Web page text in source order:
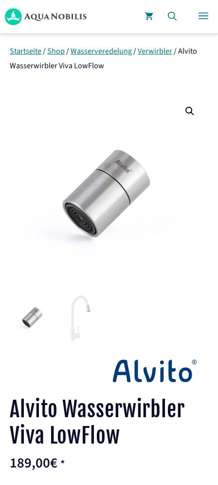
Zum
Inhalt
springen
Startseite/Shop/Wasserveredelung/Verwirbler/Alvito
Wasserwirbler Viva LowFlow
Alvito Wasserwirbler
Viva LowFlow
189,00€ *